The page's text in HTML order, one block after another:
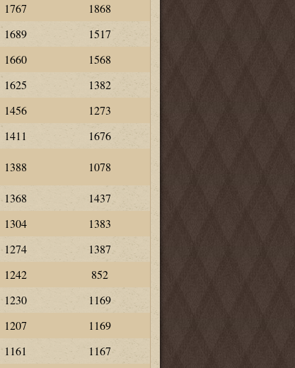
1767
1868
1689
1517
1660
1568
1625
1382
1456
1273
1411 1676
1388 1078
1368
1437
1304
1383
1274
1387
1242
852
1230
1169
1207
1169
1161
1167